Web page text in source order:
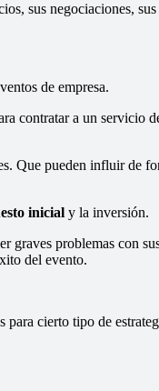
sus negociaciones,
de empresa.
contratar a un servicio
Que pueden influir de
inicial y la inversión.
graves problemas con
del evento.
para cierto tipo de